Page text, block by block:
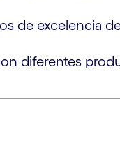
de excelencia
diferentes